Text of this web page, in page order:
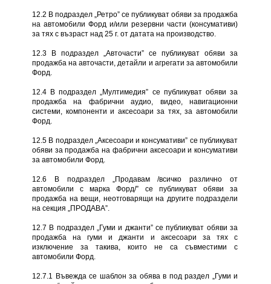
12.2 В подраздел „Ретро” се публикуват обяви за продажба
на автомобили Форд и/или резервни части (консумативи)
за тях с възраст над 25 г. от датата на производство.
12.3 В подраздел „Авточасти” се публикуват обяви за
продажба на авточасти, детайли и агрегати за автомобили
Форд.
12.4 В подраздел „Мултимедия” се публикуват обяви за
продажба на фабрични аудио, видео, навигационни
системи, компоненти и аксесоари за тях, за автомобили
Форд.
12.5 В подраздел „Аксесоари и консумативи” се публикуват
обяви за продажба на фабрични аксесоари и консумативи
за автомобили Форд.
12.6 В подраздел „Продавам /всичко различно от
автомобили с марка Форд/” се публикуват обяви за
продажба на вещи, неотговарящи на другите подраздели
на секция „ПРОДАВА”.
12.7 В подраздел „Гуми и джанти” се публикуват обяви за
продажба на гуми и джанти и аксесоари за тях с
изключение за такива, които не са съвместими с
автомобили Форд.
12.7.1 Въвежда се шаблон за обява в под раздел „Гуми и